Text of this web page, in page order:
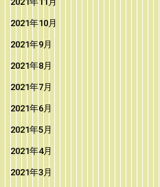
2021年10月
2021年9月
2021年8月
2021年7月
2021年6月
2021年5月
2021年4月
2021年3月